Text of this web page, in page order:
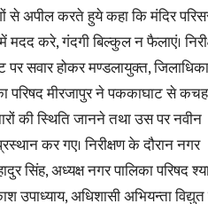
से अपील करते हुये कहा कि मंदिर
करे, गंदगी बिल्कुल न फैलाएं।
पर सवार होकर मण्डलायुक्त,
परिषद मीरजापुर ने पककाघाट से
की स्थिति जानने तथा उस पर नवीन
कर गए। निरीक्षण के दौरान नगर
सिंह, अध्यक्ष नगर पालिका परिषद
उपाध्याय, अधिशासी अभियन्ता